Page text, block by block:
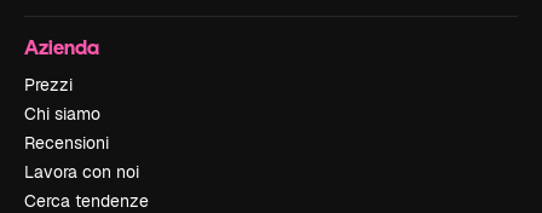
Azienda
Prezzi
Chi siamo
Recensioni
Lavora con noi
Cerca tendenze